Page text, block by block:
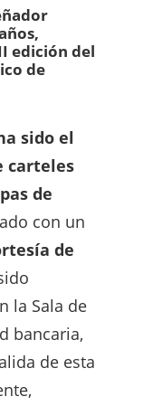
edición del
de
sido el
carteles
de
con un
de
la Sala de
bancaria,
de esta